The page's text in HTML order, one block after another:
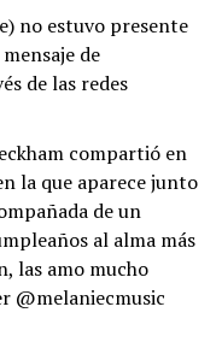
no estuvo presente
de
de las redes
compartió en
la que aparece junto
de un
al alma más
las amo mucho
@melaniecmusic